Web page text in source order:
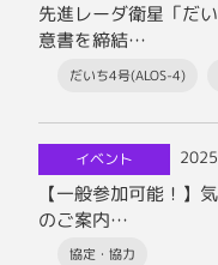
先進レーダ衛星「だ
意書を締結
～被災状況把握の迅
だいち4号(ALOS-4)
イベント
【一般参加可能！】
のご案内
（3月25日 泉ガーデ
協定・協力